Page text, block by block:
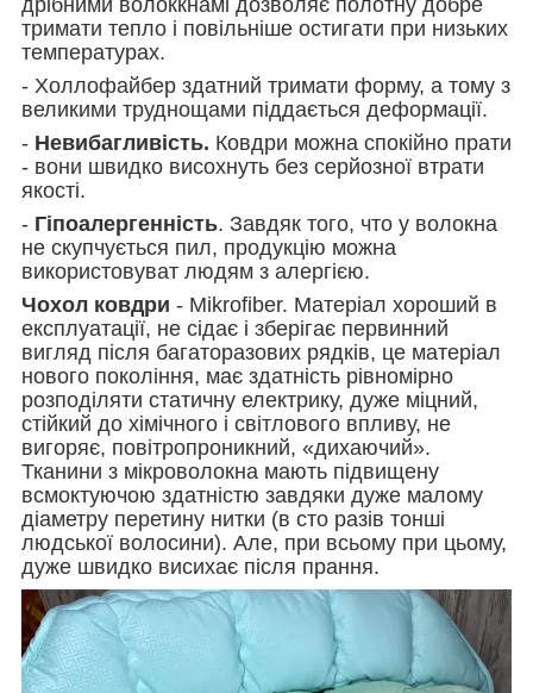
тримати тепло і повільніше остигати при низьких
температурах.
- Холлофайбер здатний тримати форму, а тому з
великими труднощами піддається деформації.
- Невибагливість. Ковдри можна спокійно прати
- вони швидко висохнуть без серйозної втрати
якості.
- Гіпоалергенність. Завдяк того, что у волокна
не скупчується пил, продукцію можна
використовуват людям з алергією.
Чохол ковдри - Mikrofiber. Матеріал хороший в
експлуатації, не сідає і зберігає первинний
вигляд після багаторазових рядків, це матеріал
нового покоління, має здатність рівномірно
розподіляти статичну електрику, дуже міцний,
стійкий до хімічного і світлового впливу, не
вигоряє, повітропроникний, «дихаючий».
Тканини з мікроволокна мають підвищену
всмоктуючою здатністю завдяки дуже малому
діаметру перетину нитки (в сто разів тонші
людської волосини). Але, при всьому при цьому,
дуже швидко висихає після прання.